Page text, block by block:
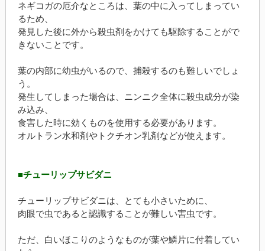
ネギコガの厄介なところは、葉の中に入ってしまってい
るため、
発見した後に外から殺虫剤をかけても駆除することがで
きないことです。
葉の内部に幼虫がいるので、捕殺するのも難しいでしょ
う。
発生してしまった場合は、ニンニク全体に殺虫成分が染
み込み、
食害した時に効くものを使用する必要があります。
オルトラン水和剤やトクチオン乳剤などが使えます。
■チューリップサビダニ
チューリップサビダニは、とても小さいために、
肉眼で虫であると認識することが難しい害虫です。
ただ、白いほこりのようなものが葉や鱗片に付着してい